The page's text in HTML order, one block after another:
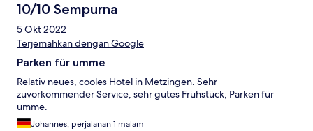
10/10 Sempurna
5 Okt 2022
Terjemahkan dengan Google
Parken für umme
Relativ neues, cooles Hotel in Metzingen. Sehr
zuvorkommender Service, sehr gutes Frühstück, Parken für
umme.
Johannes, perjalanan 1 malam